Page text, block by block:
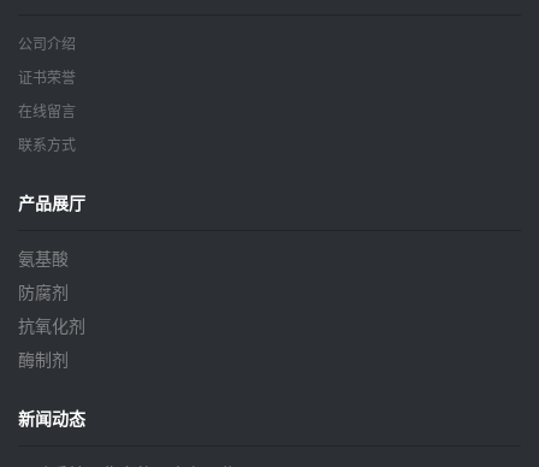
公司介绍
证书荣誉
在线留言
联系方式
产品展厅
氨基酸
防腐剂
抗氧化剂
酶制剂
新闻动态